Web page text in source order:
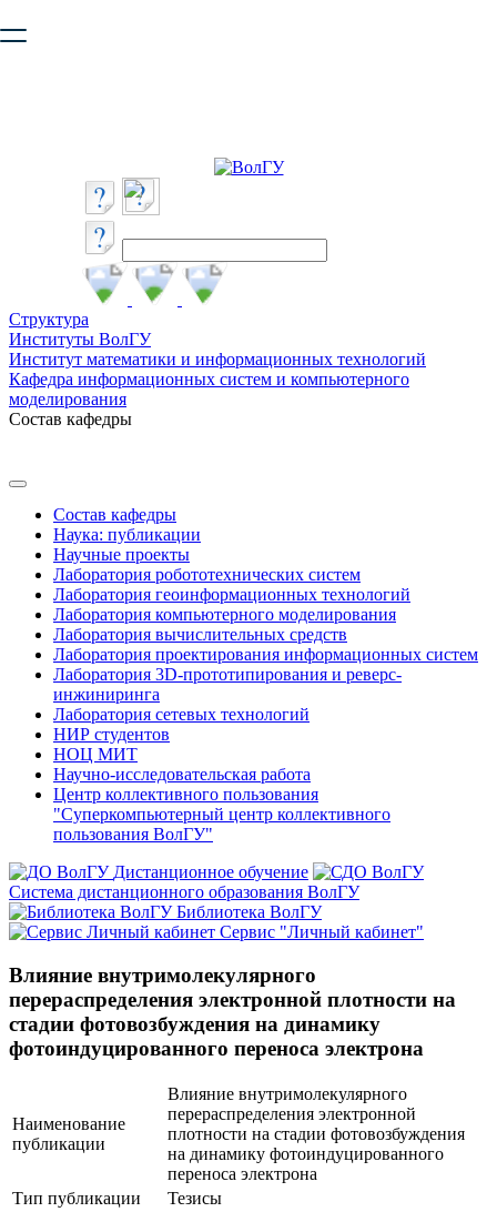
безопасную работу с сайтом. Пожалуйста
Структура
Институты ВолГУ
Институт математики и информационных технологий
Кафедра информационных систем и компьютерного
моделирования
Состав кафедры
Состав кафедры
Наука: публикации
Научные проекты
Лаборатория робототехнических систем
Лаборатория геоинформационных технологий
Лаборатория компьютерного моделирования
Лаборатория вычислительных средств
Лаборатория проектирования информационных систем
Лаборатория 3D-прототипирования и реверс-
инжиниринга
Лаборатория сетевых технологий
НИР студентов
НОЦ МИТ
Научно-исследовательская работа
Центр коллективного пользования
"Суперкомпьютерный центр коллективного
пользования ВолГУ"
Дистанционное обучение
Система дистанционного образования ВолГУ
Библиотека ВолГУ
Сервис "Личный кабинет"
Влияние внутримолекулярного
перераспределения электронной плотности на
стадии фотовозбуждения на динамику
фотоиндуцированного переноса электрона
Наименование
публикации
Влияние внутримолекулярного
перераспределения электронной
плотности на стадии фотовозбуждения
на динамику фотоиндуцированного
переноса электрона
Тип публикации
Тезисы